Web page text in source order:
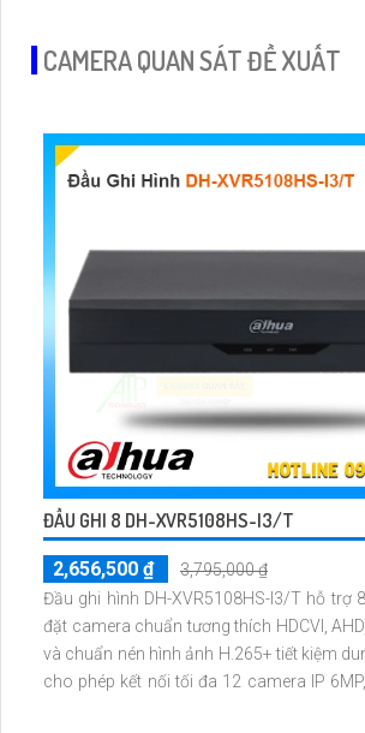
CAMERA QUAN SÁT ĐỀ XUẤT
ĐẦU GHI 8 DH-XVR5108HS-I3/T
2,656,500 ₫
3,795,000 ₫
Đầu ghi hình DH-XVR5108HS-I3/T hỗ trợ
đặt camera chuẩn tương thích HDCVI,
và chuẩn nén hình ảnh H.265+ tiết kiệm dung
cho phép kết nối tối đa 12 camera IP